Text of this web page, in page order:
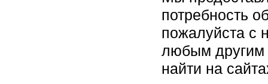
потребность
пожалуйста c
любым другим
найти на